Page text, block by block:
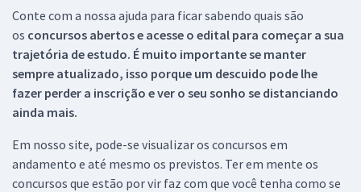
Conte com a nossa ajuda para ficar sabendo quais são
os concursos abertos e acesse o edital para começar a sua
trajetória de estudo. É muito importante se manter
sempre atualizado, isso porque um descuido pode lhe
fazer perder a inscrição e ver o seu sonho se distanciando
ainda mais.
Em nosso site, pode-se visualizar os concursos em
andamento e até mesmo os previstos. Ter em mente os
concursos que estão por vir faz com que você tenha como se